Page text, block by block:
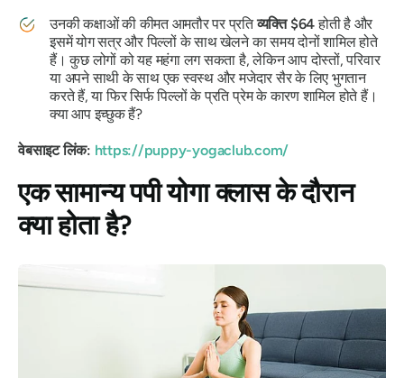
उनकी कक्षाओं की कीमत आमतौर पर प्रतिव्यक्ति $64होती है और
इसमें योग सत्र और पिल्लों के साथ खेलने का समय दोनों शामिल होते
हैं। कुछ लोगों को यह महंगा लग सकता है, लेकिन आप दोस्तों, परिवार
या अपने साथी के साथ एक स्वस्थ और मजेदार सैर के लिए भुगतान
करते हैं, या फिर सिर्फ पिल्लों के प्रति प्रेम के कारण शामिल होते हैं।
क्या आप इच्छुक हैं?
वेबसाइट लिंक: https://puppy-yogaclub.com/
एक सामान्य पपी योगा क्लास के दौरान
क्या होता है?